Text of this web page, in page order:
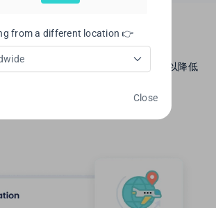
約
系統功能執行訂單出貨作業，除了可以降低
理作業與出貨服務讓您及客戶更滿意。
from a different location 👉
Close